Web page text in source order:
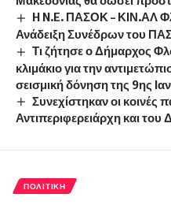
H N.E. ΠΑΣΟΚ – ΚΙΝ.ΑΛ
Ανάδειξη Συνέδρων του
Τι ζήτησε ο Δήμαρχος
κλιμάκιο για την
σεισμική δόνηση της 9ης
Συνεχίστηκαν οι κοινές
Αντιπεριφερειάρχη και
ΠΟΛΙΤΙΚΉ